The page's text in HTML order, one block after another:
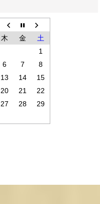
木 金
土
1
6 7
8
13 14
15
20 21
22
27 28
29